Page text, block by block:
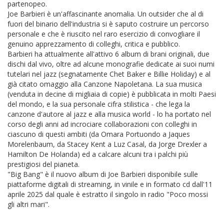
partenopeo.
Joe Barbieri è un'affascinante anomalia. Un outsider che al di
fuori del binario dell'industria si è saputo costruire un percorso
personale e che è riuscito nel raro esercizio di convogliare il
genuino apprezzamento di colleghi, critica e pubblico.
Barbieri ha attualmente all'attivo 6 album di brani originali, due
dischi dal vivo, oltre ad alcune monografie dedicate ai suoi numi
tutelari nel jazz (segnatamente Chet Baker e Billie Holiday) e al
già citato omaggio alla Canzone Napoletana. La sua musica
(venduta in decine di migliaia di copie) è pubblicata in molti Paesi
del mondo, e la sua personale cifra stilistica - che lega la
canzone d'autore al jazz e alla musica world - lo ha portato nel
corso degli anni ad incrociare collaborazioni con colleghi in
ciascuno di questi ambiti (da Omara Portuondo a Jaques
Morelenbaum, da Stacey Kent a Luz Casal, da Jorge Drexler a
Hamilton De Holanda) ed a calcare alcuni tra i palchi più
prestigiosi del pianeta.
"Big Bang" è il nuovo album di Joe Barbieri disponibile sulle
piattaforme digitali di streaming, in vinile e in formato cd dall'11
aprile 2025 dal quale è estratto il singolo in radio "Poco mossi
gli altri mari".